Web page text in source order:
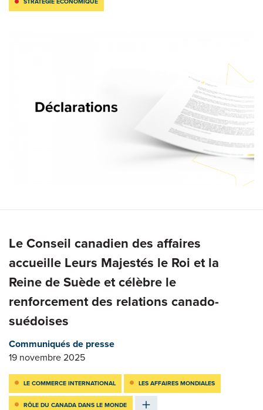
Le Conseil canadien des affaires
accueille Leurs Majestés le Roi et la
Reine de Suède et célèbre le
renforcement des relations canado-
suédoises
Communiqués de presse
19 novembre 2025
LE COMMERCE INTERNATIONAL LES AFFAIRES MONDIALES
RÔLE DU CANADA DANS LE MONDE